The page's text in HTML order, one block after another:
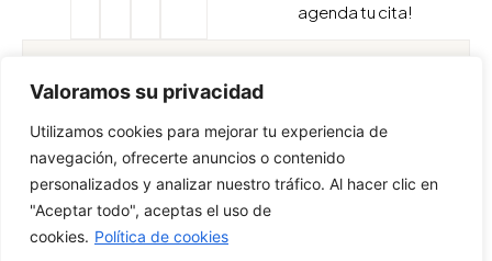
Valoramos su privacidad
Utilizamos cookies para mejorar tu experiencia de
navegación, ofrecerte anuncios o contenido
personalizados y analizar nuestro tráfico. Al hacer clic en
"Aceptar todo", aceptas el uso de
cookies. Política de cookies
agenda tu cita!
¿TE INTERESA? CONTACTA
Correo electrónico